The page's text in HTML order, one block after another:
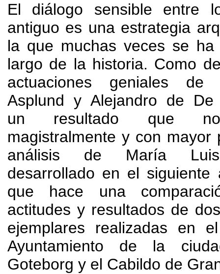
El diálogo sensible entre
antiguo es una estrategia
la que muchas veces se
largo de la historia. Como
actuaciones geniales de
Asplund y Alejandro de
un resultado que
magistralmente y con mayor
análisis de María
desarrollado en el siguiente
que hace una
actitudes y resultados de
ejemplares realizadas en
Ayuntamiento de la
Goteborg y el Cabildo de